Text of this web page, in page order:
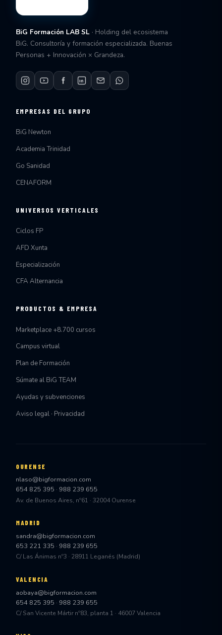
BiG Formación LAB SL · Holding del ecosistema
BiG. Consultoría y formación especializada. Buenas
Personas + Innovación × Grandeza.
EMPRESAS DEL GRUPO
BiG Newton
Academia Trinidad
Go Sanidad
CENAFORM
UNIVERSOS VERTICALES
Ciclos FP
AFD Xunta
Especialización
CFA Alternancia
PRODUCTOS & EMPRESA
Marketplace +8.700 cursos
Campus virtual
Plan de Formación
Súmate al BiG TEAM
Ayudas y subvenciones
Aviso legal · Privacidad
OURENSE
nlaso@bigformacion.com
654 825 395 · 988 239 655
Av. de Buenos Aires, nº61 · 32004 Ourense
MADRID
sandra@bigformacion.com
653 221 335 · 988 239 655
C/ Las Ánimas nº3 · 28911 Leganés (Madrid)
VALENCIA
aobaya@bigformacion.com
654 825 395 · 988 239 655
C/ San Vicente Mártir nº83, planta 1 · 46007 Valencia